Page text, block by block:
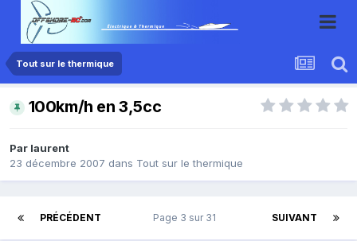
Tout sur le thermique
100km/h en 3,5cc
Par laurent
23 décembre 2007 dans Tout sur le thermique
PRÉCÉDENT SUIVANT
Page 3 sur 31